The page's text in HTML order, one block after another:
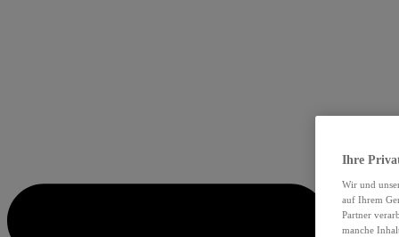
Ihre
Wir und
auf Ihrem
Partner
manche